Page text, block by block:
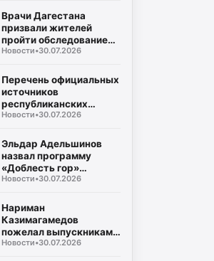
Врачи Дагестана
призвали жителей
пройти обследование
на гепатит С во время
Новости•30.07.2026
Перечень официальных
источников
республиканских
средств массовой
Новости•30.07.2026
Эльдар Адельшинов
назвал программу
«Доблесть гор»
важным ресурсом для
Новости•30.07.2026
Нариман
Казимагамедов
пожелал выпускникам
программы «Доблесть
Новости•30.07.2026